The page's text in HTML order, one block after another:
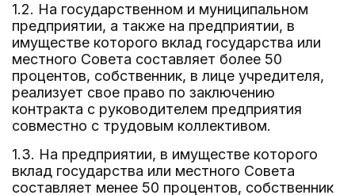
1.2. На государственном и муниципальном
предприятии, а также на предприятии, в
имуществе которого вклад государства или
местного Совета составляет более 50
процентов, собственник, в лице учредителя,
реализует свое право по заключению
контракта с руководителем предприятия
совместно с трудовым коллективом.
1.3. На предприятии, в имуществе которого
вклад государства или местного Совета
составляет менее 50 процентов, собственник